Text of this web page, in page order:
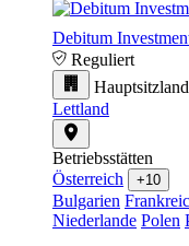
Debitum
Reguliert
Hauptsitzland
Lettland
Betriebsstätten
Österreich
+10
Bulgarien
Niederlande Polen